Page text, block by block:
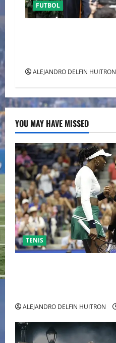
FUTBOL
ALEJANDRO DELFIN HUITRON
YOU MAY HAVE MISSED
TENIS
ALEJANDRO DELFIN HUITRON